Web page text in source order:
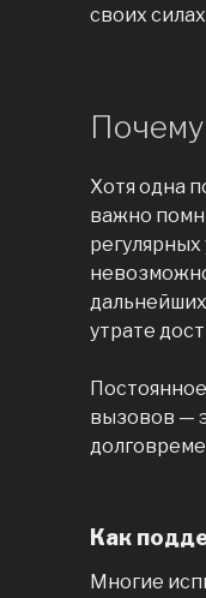
своих
Хотя одна
важно
утрате
вызовов —
Как
Многие